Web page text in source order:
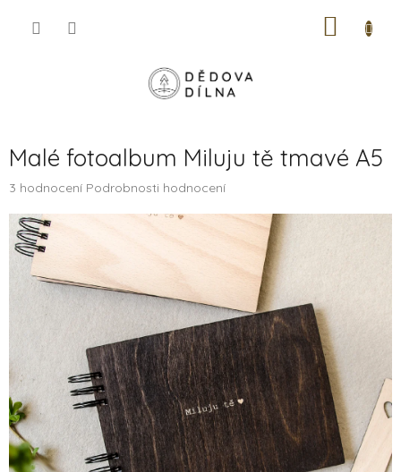
Malé fotoalbum Miluju tě tmavé A5
Průměrné
produktu
je
5,0
hvězdiček.
3 hodnocení Podrobnosti hodnocení